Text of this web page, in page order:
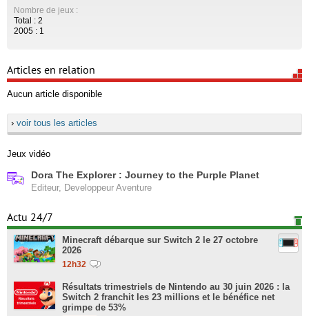
Nombre de jeux :
Total : 2
2005 : 1
Articles en relation
Aucun article disponible
› voir tous les articles
Jeux vidéo
Dora The Explorer : Journey to the Purple Planet
Editeur, Developpeur Aventure
Actu 24/7
Minecraft débarque sur Switch 2 le 27 octobre
2026
12h32
Résultats trimestriels de Nintendo au 30 juin 2026 : la
Switch 2 franchit les 23 millions et le bénéfice net
grimpe de 53%